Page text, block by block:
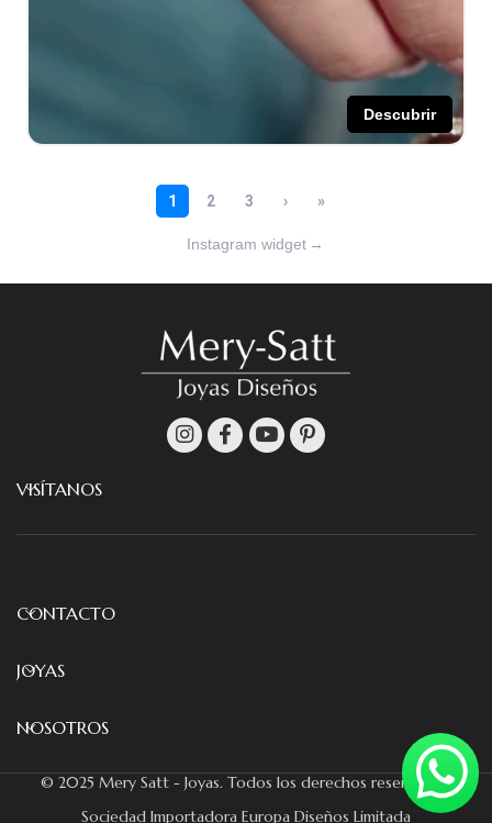
Instagram widget →
VISÍTANOS
CONTACTO
JOYAS
NOSOTROS
© 2025 Mery Satt - Joyas. Todos los derechos reservados.
Sociedad Importadora Europa Diseños Limitada